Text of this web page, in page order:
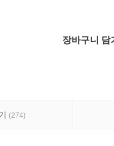
장바구니 담
(274)